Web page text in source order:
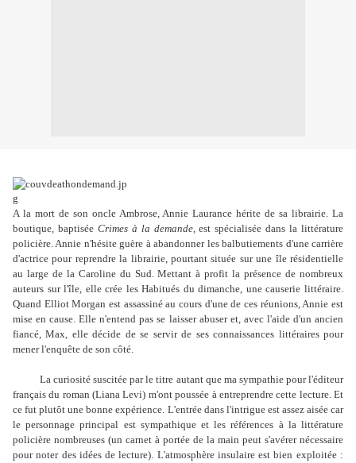
A la mort de son oncle Ambrose, Annie Laurance hérite de sa librairie. La
boutique, baptisée Crimes à la demande, est spécialisée dans la littérature
policière. Annie n'hésite guère à abandonner les balbutiements d'une carrière
d'actrice pour reprendre la librairie, pourtant située sur une île résidentielle
au large de la Caroline du Sud. Mettant à profit la présence de nombreux
auteurs sur l'île, elle crée les Habitués du dimanche, une causerie littéraire.
Quand Elliot Morgan est assassiné au cours d'une de ces réunions, Annie est
mise en cause. Elle n'entend pas se laisser abuser et, avec l'aide d'un ancien
fiancé, Max, elle décide de se servir de ses connaissances littéraires pour
mener l'enquête de son côté.
La curiosité suscitée par le titre autant que ma sympathie pour l'éditeur
français du roman (Liana Levi) m'ont poussée à entreprendre cette lecture. Et
ce fut plutôt une bonne expérience. L'entrée dans l'intrigue est assez aisée car
le personnage principal est sympathique et les références à la littérature
policière nombreuses (un carnet à portée de la main peut s'avérer nécessaire
pour noter des idées de lecture). L'atmosphère insulaire est bien exploitée :